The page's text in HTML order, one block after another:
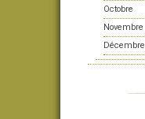
Octobre
Novembre
Décembre